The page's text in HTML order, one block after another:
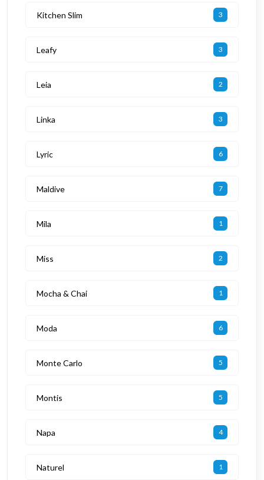
Kitchen Slim 3
Leafy 3
Leia 2
Linka 3
Lyric 6
Maldive 7
Mila 1
Miss 2
Mocha & Chai 1
Moda 6
Monte Carlo 5
Montis 5
Napa 4
Naturel 1